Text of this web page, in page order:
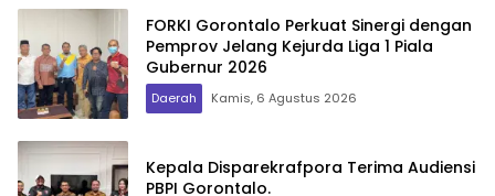
FORKI Gorontalo Perkuat Sinergi dengan
Pemprov Jelang Kejurda Liga 1 Piala
Gubernur 2026
Daerah Kamis, 6 Agustus 2026
Kepala Disparekrafpora Terima Audiensi
PBPI Gorontalo.